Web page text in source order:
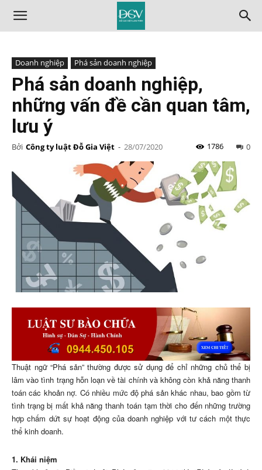
Doanh nghiệp Phá sản doanh nghiệp
Phá sản doanh nghiệp,
những vấn đề cần quan tâm,
lưu ý
Bởi Công ty luật Đỗ Gia Việt - 28/07/2020 0
1786
Thuật ngữ “Phá sản” thường được sử dụng để chỉ những chủ thể bị
lâm vào tình trạng hỗn loạn về tài chính và không còn khả năng thanh
toán các khoản nợ. Có nhiều mức độ phá sản khác nhau, bao gồm từ
tình trạng bị mất khả năng thanh toán tạm thời cho đến những trường
hợp chấm dứt sự hoạt động của doanh nghiệp với tư cách một thực
thể kinh doanh.
1. Khái niệm